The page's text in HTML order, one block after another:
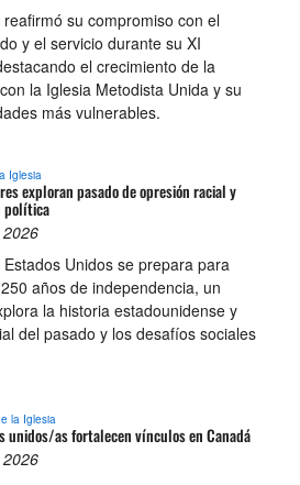
reafirmó su compromiso con el
y el servicio durante su XI
el crecimiento de la
la Iglesia Metodista Unida y su
más vulnerables.
Iglesia
exploran pasado de opresión racial y
política
Estados Unidos se prepara para
años de independencia, un
la historia estadounidense y
del pasado y los desafíos sociales
la Iglesia
unidos/as fortalecen vínculos en Canadá